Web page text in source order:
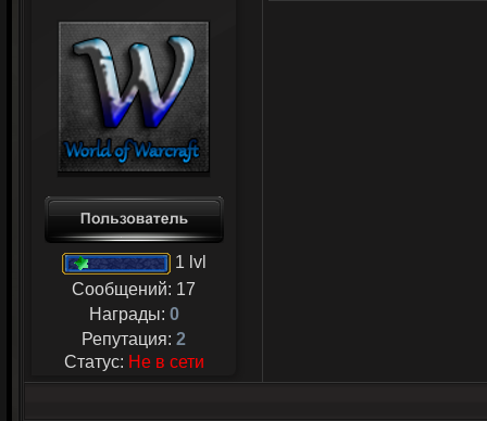
1 lvl
Сообщений: 17
Награды: 0
Репутация: 2
Статус: Не в сети